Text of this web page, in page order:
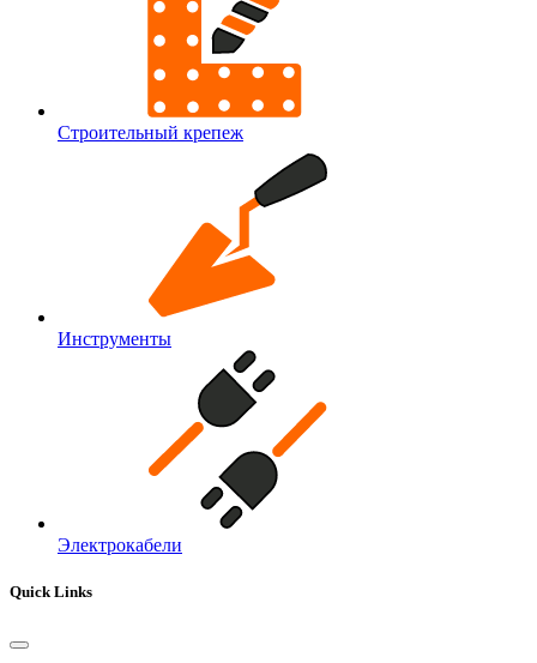
Строительный крепеж
Инструменты
Электрокабели
Quick Links